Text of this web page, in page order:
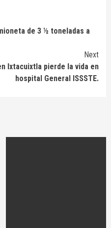
de 3 ½ toneladas a
Next
Ixtacuixtla pierde la vida en
hospital General ISSSTE.